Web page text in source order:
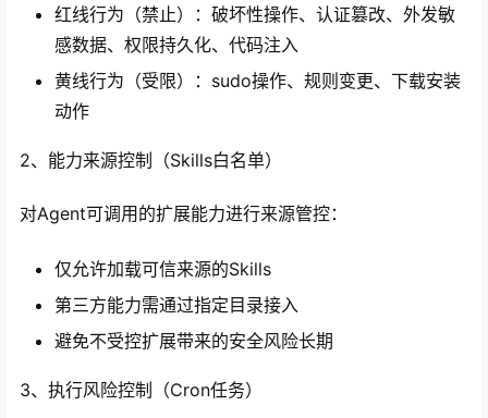
红线行为（禁止）：破坏性操作、认证篡改、外发敏
感数据、权限持久化、代码注入
黄线行为（受限）：sudo操作、规则变更、下载安装
动作
2、能力来源控制（Skills白名单）
对Agent可调用的扩展能力进行来源管控：
仅允许加载可信来源的Skills
第三方能力需通过指定目录接入
避免不受控扩展带来的安全风险长期
3、执行风险控制（Cron任务）